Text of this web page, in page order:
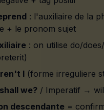
: l'auxiliaire de la
+ le pronom sujet
: on utilise do/
I (forme irreguliere
we? / Imperatif →
descendante =